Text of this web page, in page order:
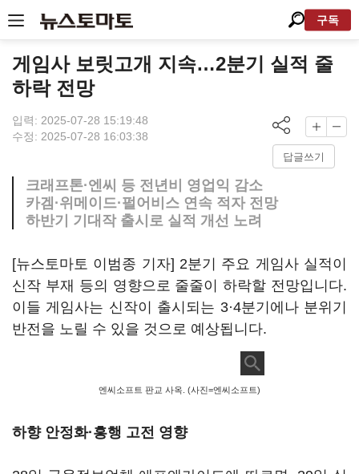
구독
게임사 보릿고개 지속…2분기 실적 줄
하락 전망
입력: 2025-07-28 15:19:48
수정: 2025-07-28 16:03:38
답글쓰기
크래프톤·엔씨 등 전년비 영업익 감소
카겜·위메이드·펄어비스 연속 적자 전망
하반기 기대작 출시로 실적 개선 노려
[뉴스토마토 이범종 기자] 2분기 주요 게임사 실적이
신작 부재 등의 영향으로 줄줄이 하락할 전망입니다.
이들 게임사는 신작이 출시되는 3·4분기에나 분위기
반전을 노릴 수 있을 것으로 예상됩니다.
엔씨소프트 판교 사옥. (사진=엔씨소프트)
하향 안정화·흥행 고전 영향